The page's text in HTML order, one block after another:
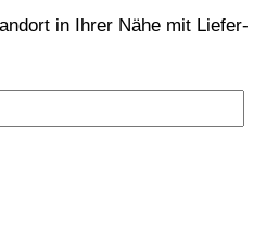
in Ihrer Nähe mit Liefer-